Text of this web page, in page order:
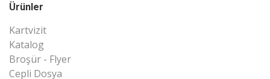
Ürünler
Kartvizit
Katalog
Broşür - Flyer
Cepli Dosya